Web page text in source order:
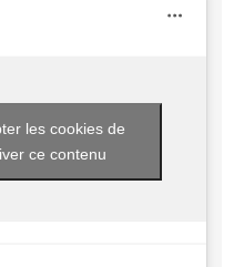
les cookies de
ce contenu